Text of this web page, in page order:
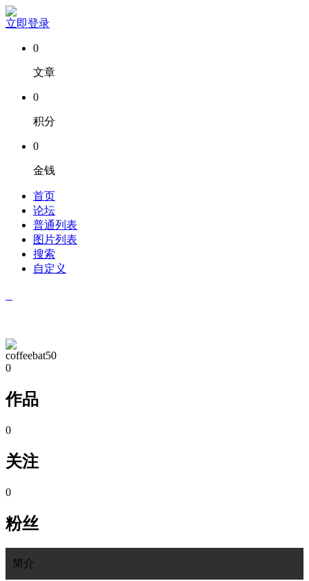
立即登录
0
文章
0
积分
0
金钱
首页
论坛
普通列表
图片列表
搜索
自定义
coffeebat50
0
作品
0
关注
0
粉丝
简介